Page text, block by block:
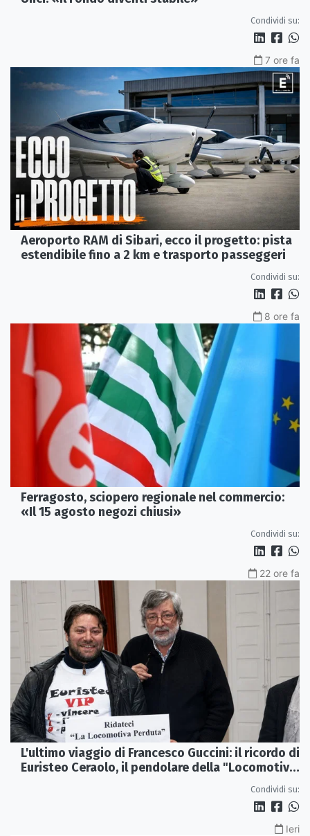
Condividi su:
7 ore fa
Aeroporto RAM di Sibari, ecco il progetto: pista
estendibile fino a 2 km e trasporto passeggeri
Condividi su:
8 ore fa
Ferragosto, sciopero regionale nel commercio:
«Il 15 agosto negozi chiusi»
Condividi su:
22 ore fa
L'ultimo viaggio di Francesco Guccini: il ricordo di
Euristeo Ceraolo, il pendolare della "Locomotiva
Condividi su:
Ieri